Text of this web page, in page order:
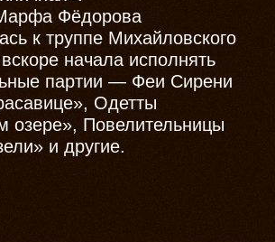
Фёдорова
к труппе Михайловского
начала исполнять
партии — Феи Сирени
Одетты
озере», Повелительницы
и другие.